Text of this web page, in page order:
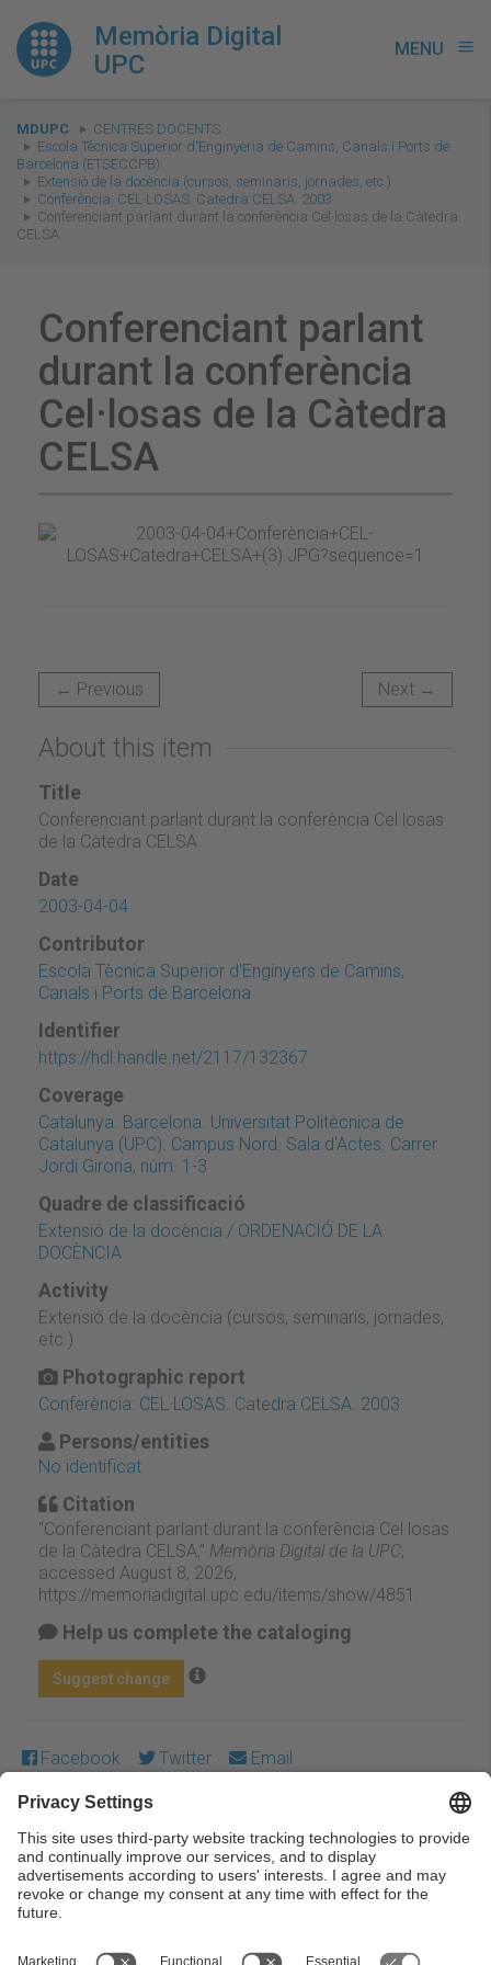
Memòria Digital
UPC
MENU menu
You
are
here:
MDUPC
CENTRES DOCENTS
Escola Tècnica Superior d'Enginyeria de Camins, Canals i Ports de
Barcelona (ETSECCPB)
Extensió de la docència (cursos, seminaris, jornades, etc.)
Conferència: CEL·LOSAS. Catedra CELSA. 2003
Conferenciant parlant durant la conferència Cel·losas de la Càtedra
CELSA
Conferenciant parlant
durant la conferència
Cel·losas de la Càtedra
CELSA
← Previous Next →
About this item
Title
Conferenciant parlant durant la conferència Cel·losas
de la Càtedra CELSA
Date
2003-04-04
Contributor
Escola Tècnica Superior d'Enginyers de Camins,
Canals i Ports de Barcelona
Identifier
https://hdl.handle.net/2117/132367
Coverage
Catalunya. Barcelona. Universitat Politècnica de
Catalunya (UPC). Campus Nord. Sala d'Actes. Carrer
Jordi Girona, núm. 1-3
Quadre de classificació
Extensió de la docència / ORDENACIÓ DE LA
DOCÈNCIA
Activity
Extensió de la docència (cursos, seminaris, jornades,
etc.)
Photographic report
Conferència: CEL·LOSAS. Catedra CELSA. 2003
Persons/entities
No identificat
Citation
“Conferenciant parlant durant la conferència Cel·losas
de la Càtedra CELSA,” Memòria Digital de la UPC,
accessed August 8, 2026,
https://memoriadigital.upc.edu/items/show/4851 .
Help us complete the cataloging
Suggest change
Facebook Twitter Email
Except where otherwise noted, content on this work is
licensed under a Creative Commons license:Attribution-
NonCommercial-NoDerivs 3.0 Spain